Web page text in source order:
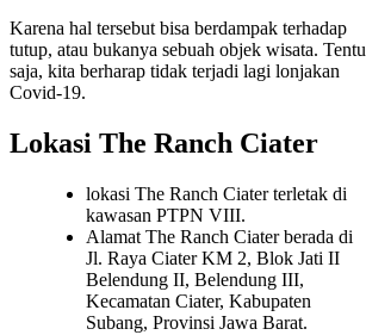
Karena hal tersebut bisa berdampak terhadap
tutup, atau bukanya sebuah objek wisata. Tentu
saja, kita berharap tidak terjadi lagi lonjakan
Covid-19.
Lokasi The Ranch Ciater
lokasi The Ranch Ciater terletak di
kawasan PTPN VIII.
Alamat The Ranch Ciater berada di
Jl. Raya Ciater KM 2, Blok Jati II
Belendung II, Belendung III,
Kecamatan Ciater, Kabupaten
Subang, Provinsi Jawa Barat.